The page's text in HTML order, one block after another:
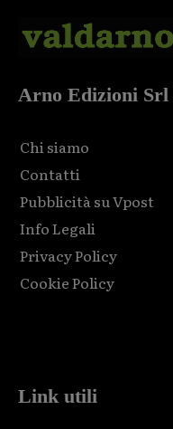
Arno Edizioni Srl
Chi siamo
Contatti
Pubblicità su Vpost
Info Legali
Privacy Policy
Cookie Policy
Link utili